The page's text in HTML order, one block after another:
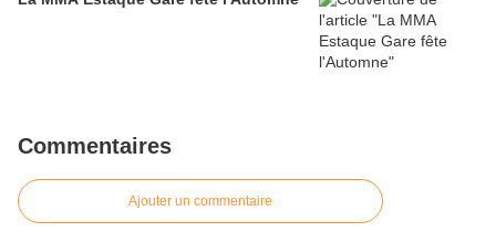
Commentaires
Ajouter un commentaire